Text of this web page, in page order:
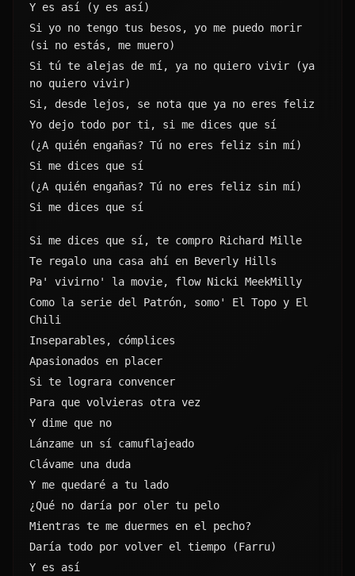
Y es así (y es así)
Si yo no tengo tus besos, yo me puedo morir
(si no estás, me muero)
Si tú te alejas de mí, ya no quiero vivir (ya
no quiero vivir)
Si, desde lejos, se nota que ya no eres feliz
Yo dejo todo por ti, si me dices que sí
(¿A quién engañas? Tú no eres feliz sin mí)
Si me dices que sí
(¿A quién engañas? Tú no eres feliz sin mí)
Si me dices que sí
Si me dices que sí, te compro Richard Mille
Te regalo una casa ahí en Beverly Hills
Pa' vivirno' la movie, flow Nicki MeekMilly
Como la serie del Patrón, somo' El Topo y El
Chili
Inseparables, cómplices
Apasionados en placer
Si te lograra convencer
Para que volvieras otra vez
Y dime que no
Lánzame un sí camuflajeado
Clávame una duda
Y me quedaré a tu lado
¿Qué no daría por oler tu pelo
Mientras te me duermes en el pecho?
Daría todo por volver el tiempo (Farru)
Y es así